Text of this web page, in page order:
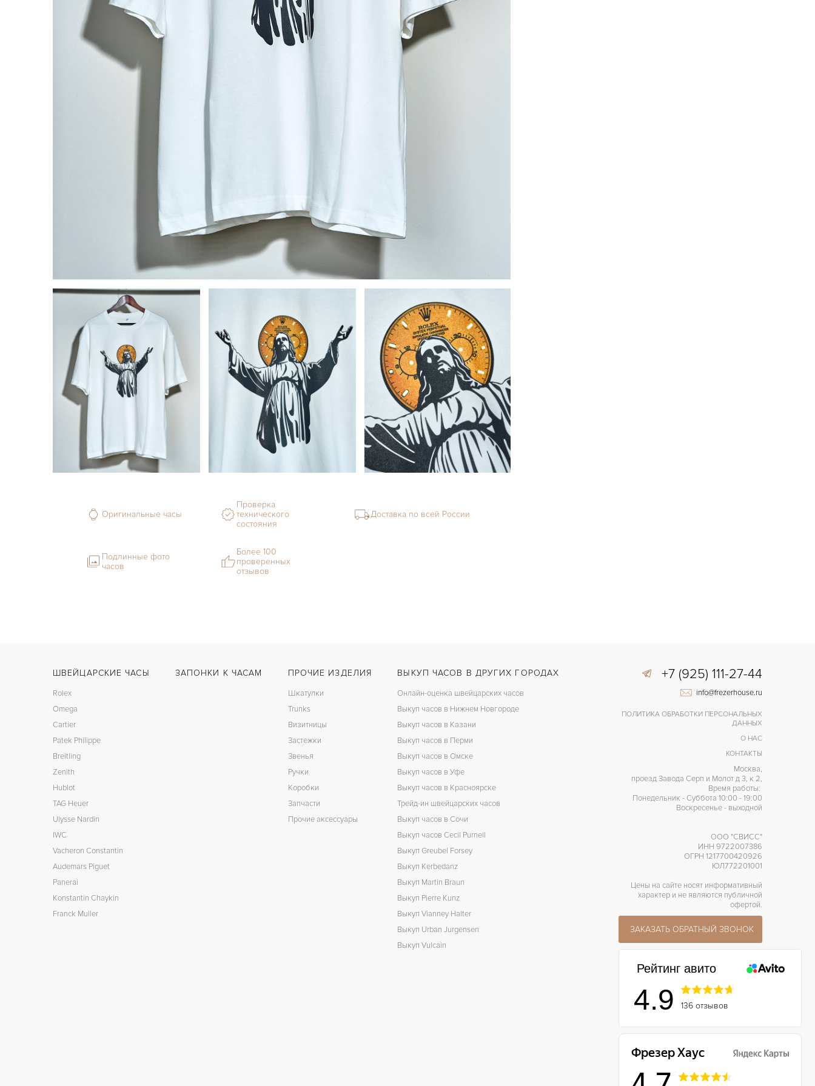
Оригинальные часы
Проверка
технического
состояния
Доставка по всей России
Подлинные фото
часов
Более 100
проверенных
отзывов
ШВЕЙЦАРСКИЕ ЧАСЫ
Rolex
Omega
Cartier
Patek Philippe
Breitling
Zenith
Hublot
TAG Heuer
Ulysse Nardin
IWC
Vacheron Constantin
Audemars Piguet
Panerai
Konstantin Chaykin
Franck Muller
ЗАПОНКИ К ЧАСАМ ПРОЧИЕ ИЗДЕЛИЯ
Шкатулки
Trunks
Визитницы
Застежки
Звенья
Ручки
Коробки
Запчасти
Прочие аксессуары
ВЫКУП ЧАСОВ В ДРУГИХ ГОРОДАХ
Онлайн-оценка швейцарских часов
Выкуп часов в Нижнем Новгороде
Выкуп часов в Казани
Выкуп часов в Перми
Выкуп часов в Омске
Выкуп часов в Уфе
Выкуп часов в Красноярске
Трейд-ин швейцарских часов
Выкуп часов в Сочи
Выкуп часов Cecil Purnell
Выкуп Greubel Forsey
Выкуп Kerbedanz
Выкуп Martin Braun
Выкуп Pierre Kunz
Выкуп Vianney Halter
Выкуп Urban Jurgensen
Выкуп Vulcain
+7 (925) 111-27-44
info@frezerhouse.ru
ПОЛИТИКА ОБРАБОТКИ ПЕРСОНАЛЬНЫХ
ДАННЫХ
О НАС
КОНТАКТЫ
Москва,
проезд Завода Серп и Молот д 3, к 2,
Время работы:
Понедельник - Суббота 10:00 - 19:00
Воскресенье - выходной
ООО "СВИСС"
ИНН 9722007386
ОГРН 1217700420926
ЮЛ772201001
Цены на сайте носят информативный
характер и не являются публичной
офертой.
ЗАКАЗАТЬ ОБРАТНЫЙ ЗВОНОК
Рейтинг авито
4.9 136 отзывов